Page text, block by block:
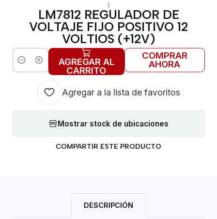
|
LM7812 REGULADOR DE
VOLTAJE FIJO POSITIVO 12
VOLTIOS (+12V)
Cantidad AGREGAR AL
CARRITO
COMPRAR
AHORA
Agregar a la lista de favoritos
Mostrar stock de ubicaciones
COMPARTIR ESTE PRODUCTO
DESCRIPCIÓN